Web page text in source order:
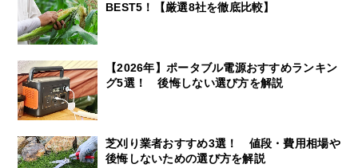
BEST5！【厳選8社を徹底比較】
【2026年】ポータブル電源おすすめランキン
グ5選！ 後悔しない選び方を解説
芝刈り業者おすすめ3選！ 値段・費用相場や
後悔しないための選び方を解説